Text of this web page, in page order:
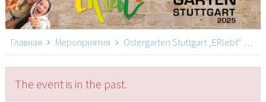
Главная Мероприятия Ostergarten Stuttgart „ERlebt“
The event is in the past.